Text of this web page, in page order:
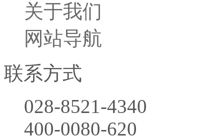
关于我们
网站导航
联系方式
028-8521-4340
400-0080-620